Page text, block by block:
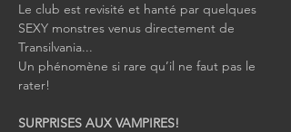
Le club est revisité et hanté par quelques
SEXY monstres venus directement de
Transilvania...
Un phénomène si rare qu’il ne faut pas le
rater!
SURPRISES AUX VAMPIRES!